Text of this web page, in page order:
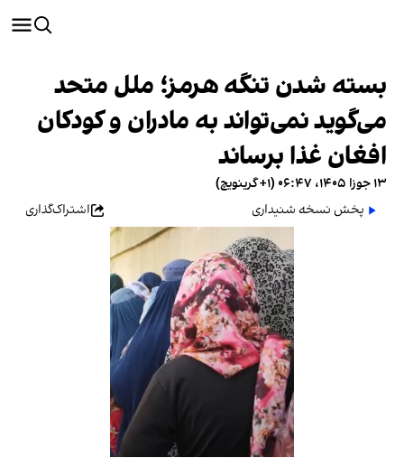
بسته شدن تنگه هرمز؛ ملل متحد
می‌گوید نمی‌تواند به مادران و کودکان
افغان غذا برساند
۱۳ جوزا ۱۴۰۵، ۰۶:۴۷ (‎+۱ گرینویچ)
پخش نسخه شنیداری
اشتراک‌گذاری